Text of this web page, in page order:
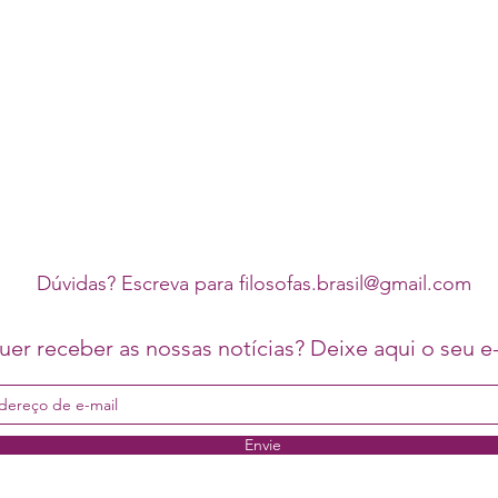
Dúvidas? Escreva para filosofas.brasil@gmail.com
receber as nossas notícias? Deixe aqui o seu
Envie